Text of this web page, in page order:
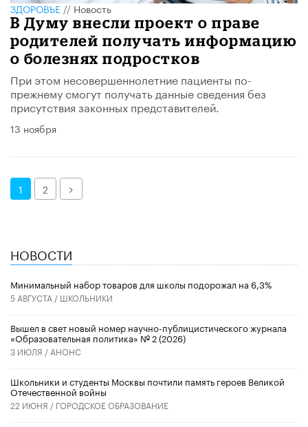
ЗДОРОВЬЕ// Новость
В Думу внесли проект о праве
родителей получать информацию
о болезнях подростков
При этом несовершеннолетние пациенты по-
прежнему смогут получать данные сведения без
присутствия законных представителей.
13 ноября
1 2 Далее
НОВОСТИ
Минимальный набор товаров для школы подорожал на 6,3%
5 АВГУСТА / ШКОЛЬНИКИ
Вышел в свет новый номер научно-публицистического журнала
«Образовательная политика» № 2 (2026)
3 ИЮЛЯ / АНОНС
Школьники и студенты Москвы почтили память героев Великой
Отечественной войны
22 ИЮНЯ / ГОРОДСКОЕ ОБРАЗОВАНИЕ